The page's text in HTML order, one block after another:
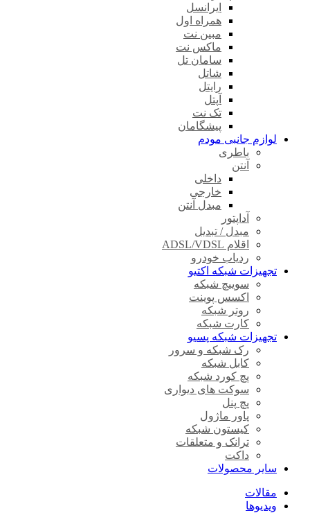
ایرانسل
همراه اول
مبین نت
ماکس نت
سامان تل
شاتل
رایتل
آپتل
تک نت
پیشگامان
لوازم جانبی مودم
باطری
آنتن
داخلی
خارجی
مبدل آنتن
آداپتور
مبدل / تبدیل
اقلام ADSL/VDSL
ردیاب خودرو
تجهیزات شبکه اکتیو
سوییچ شبکه
اکسس پوینت
روتر شبکه
کارت شبکه
تجهیزات شبکه پسیو
رک شبکه و سرور
کابل شبکه
پچ کورد شبکه
سوکت های دیواری
پچ پنل
پاور ماژول
کیستون شبکه
ترانک و متعلقات
داکت
سایر محصولات
مقالات
ویدیوها